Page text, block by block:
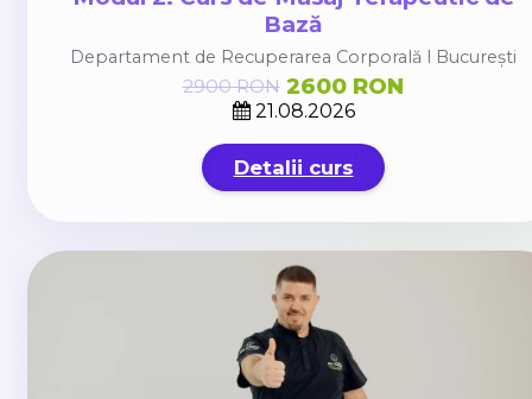
Bază
Departament de Recuperarea Corporală l București
21.08.2026
2900 RON 2600 RON
Detalii curs